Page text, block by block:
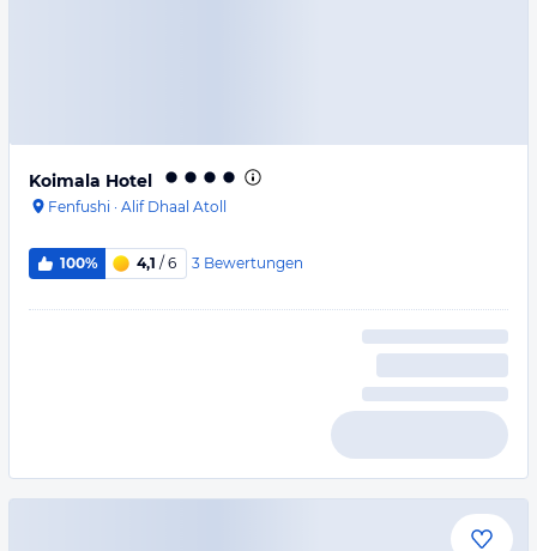
Koimala Hotel
Fenfushi · Alif Dhaal Atoll
100% 4,1 / 6 3 Bewertungen